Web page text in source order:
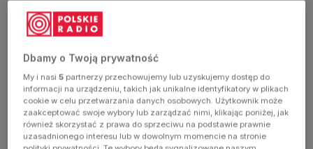
exception
has
occurred
(see the
Dbamy o Twoją prywatność
My i nasi5 partnerzy przechowujemy lub uzyskujemy dostęp do
informacji na urządzeniu, takich jak unikalne identyfikatory w plikach
cookie w celu przetwarzania danych osobowych. Użytkownik może
zaakceptować swoje wybory lub zarządzać nimi, klikając poniżej, jak
również skorzystać z prawa do sprzeciwu na podstawie prawnie
uzasadnionego interesu lub w dowolnym momencie na stronie